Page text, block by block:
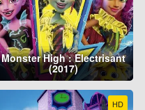
Monster High : Electrisant
(2017)
HD